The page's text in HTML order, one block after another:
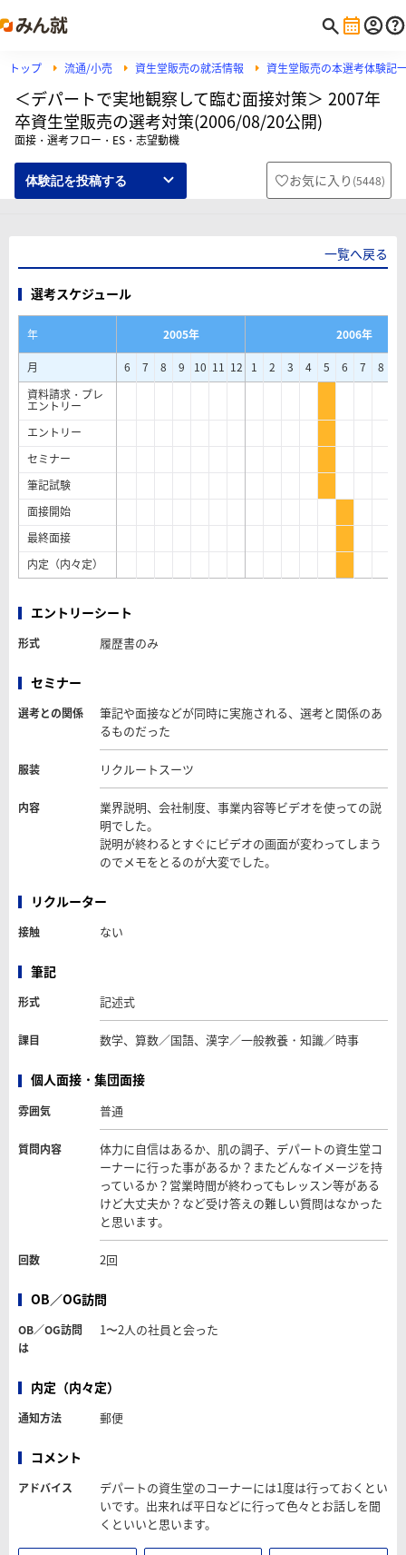
トップ 流通/小売 資生堂販売の就活情報 資生堂販売の本選考体験記
＜デパートで実地観察して臨む面接対策＞ 2007年
卒資生堂販売の選考対策(2006/08/20公開)
面接・選考フロー・ES・志望動機
体験記を投稿する お気に入り (5448)
一覧へ戻る
選考スケジュール
年 2005年
2006年
月
6 7 8 9 10 11 12 1 2 3 4 5 6 7 8
資料請求・プレ
エントリー
エントリー
セミナー
筆記試験
面接開始
最終面接
内定（内々定）
エントリーシート
形式 履歴書のみ
セミナー
選考との関係
筆記や面接などが同時に実施される、選考と関係のあ
るものだった
服装 リクルートスーツ
内容
業界説明、会社制度、事業内容等ビデオを使っての説
明でした。
説明が終わるとすぐにビデオの画面が変わってしまう
のでメモをとるのが大変でした。
リクルーター
接触 ない
筆記
形式 記述式
課目 数学、算数／国語、漢字／一般教養・知識／時事
個人面接・集団面接
雰囲気 普通
質問内容
体力に自信はあるか、肌の調子、デパートの資生堂コ
ーナーに行った事があるか？またどんなイメージを持
っているか？営業時間が終わってもレッスン等がある
けど大丈夫か？など受け答えの難しい質問はなかった
と思います。
回数 2回
OB／OG訪問
OB／OG訪問
は
1〜2人の社員と会った
内定（内々定）
通知方法 郵便
コメント
アドバイス
デパートの資生堂のコーナーには1度は行っておくとい
いです。出来れば平日などに行って色々とお話しを聞
くといいと思います。